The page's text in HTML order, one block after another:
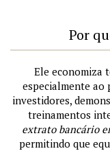
Por
Ele economiza
especialmente ao
investidores,
treinamentos
extrato bancário
permitindo que